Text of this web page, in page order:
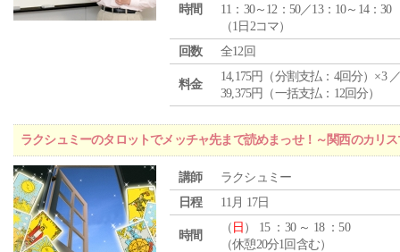
時間
11：30～12：50／13：10～14：30
（1日2コマ）
回数
全12回
料金
14,175円（分割支払：4回分）×3
39,375円（一括支払：12回分）
ラクシュミーのタロットでメッチャ先まで読めまっせ！～関西のカリ
講師
ラクシュミー
日程
11月 17日
時間
（ 日 ） 15 ：30 ～ 18 ：50
（休憩20分1回含む）